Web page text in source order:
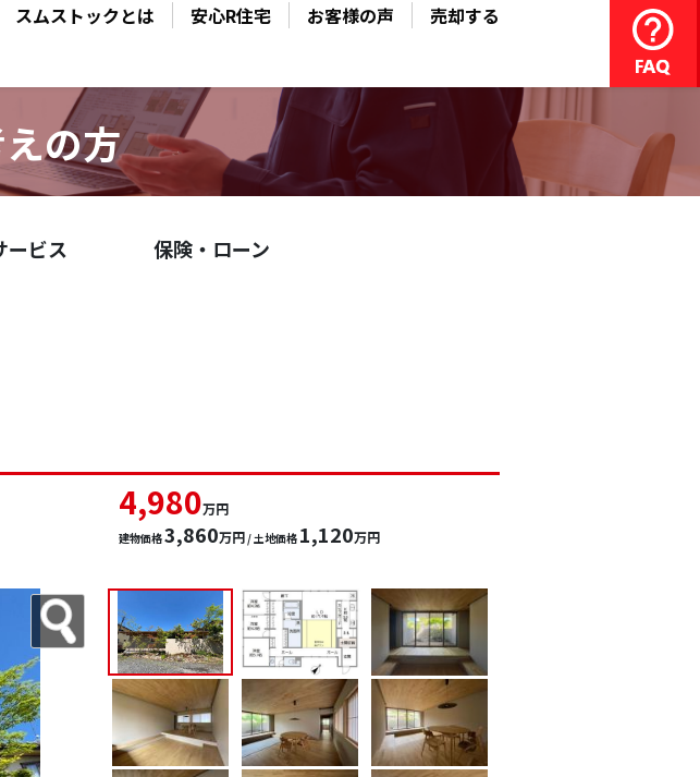
スムストックとは 安心R住宅 お客様の声 売却する
の方
ービス 保険・ローン
4,980万円
建物価格3,860万円/ 土地価格 1,120万円